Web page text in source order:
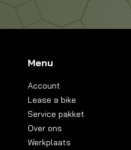
Menu
Account
Lease a bike
Service pakket
Over ons
Werkplaats